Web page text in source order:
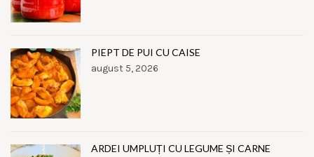
PIEPT DE PUI CU CAISE
august 5, 2026
ARDEI UMPLUȚI CU LEGUME ȘI CARNE